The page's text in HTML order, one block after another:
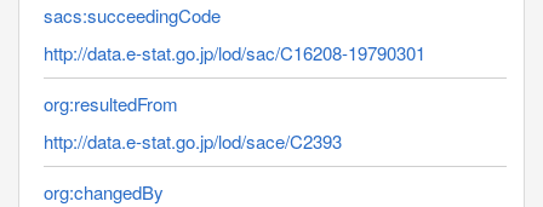
sacs:succeedingCode
http://data.e-stat.go.jp/lod/sac/C16208-19790301
org:resultedFrom
http://data.e-stat.go.jp/lod/sace/C2393
org:changedBy